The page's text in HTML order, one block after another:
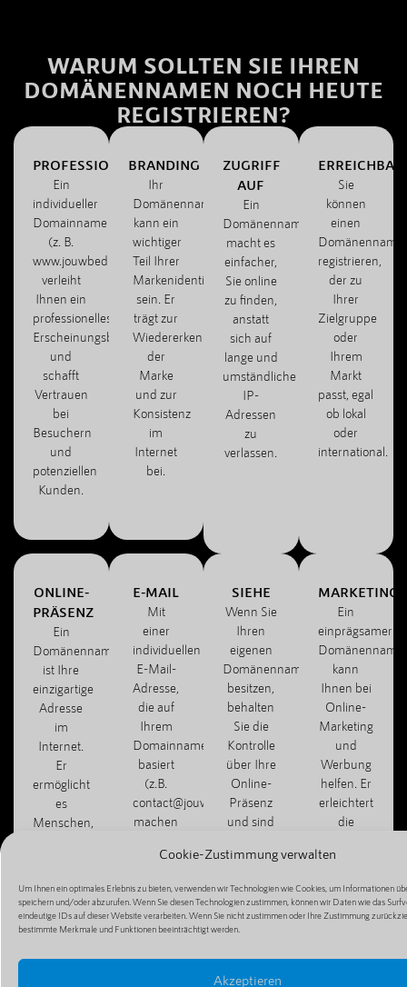
Cookie-Zustimmung verwalten
Um Ihnen ein optimales Erlebnis zu bieten, verwenden wir Technologien wie Cookies, um Informationen
speichern und/oder abzurufen. Wenn Sie diesen Technologien zustimmen, können wir Daten wie das
eindeutige IDs auf dieser Website verarbeiten. Wenn Sie nicht zustimmen oder Ihre Zustimmung
bestimmte Merkmale und Funktionen beeinträchtigt werden.
Akzeptieren
WARUM SOLLTEN SIE IHREN
DOMÄNENNAMEN NOCH HEUTE
REGISTRIEREN?
PROFESSIONALITÄT
Ein
individueller
Domainname
(z. B.
www.jouwbedrijf.com)
verleiht
Ihnen ein
professionelles
Erscheinungsbild
und
schafft
Vertrauen
bei
Besuchern
und
potenziellen
Kunden.
BRANDING
Ihr
Domänenname
kann ein
wichtiger
Teil Ihrer
Markenidentität
sein. Er
trägt zur
Wiedererkennung
der
Marke
und zur
Konsistenz
im
Internet
bei.
ZUGRIFF
AUF
Ein
Domänenname
macht es
einfacher,
Sie online
zu finden,
anstatt
sich auf
lange und
umständliche
IP-
Adressen
zu
verlassen.
Sie
können
einen
registrieren,
der zu
Ihrer
Zielgruppe
oder
Ihrem
Markt
passt, egal
ob lokal
oder
international.
ONLINE-
PRÄSENZ
Ein
Domänenname
ist Ihre
einzigartige
Adresse
im
Internet.
Er
ermöglicht
es
Menschen,
oder Ihren
Online-
Shop zu
finden
E-MAIL
Mit
einer
individuellen
E-Mail-
Adresse,
die auf
Ihrem
Domainnamen
basiert
(z.B.
contact@jouwbedrijf.com),
machen
einen
Eindruck
und
können
effizient
SIEHE
Wenn Sie
Ihren
eigenen
Domänennamen
besitzen,
behalten
Sie die
Kontrolle
über Ihre
Online-
Präsenz
und sind
Dritten
z. B. von
kostenlosen
Hosting-
Diensten.
MARKETING
Ein
einprägsamer
Domänenname
kann
Ihnen bei
Online-
Marketing
und
Werbung
helfen. Er
erleichtert
die
Ihrer
und
macht die
einfacher.